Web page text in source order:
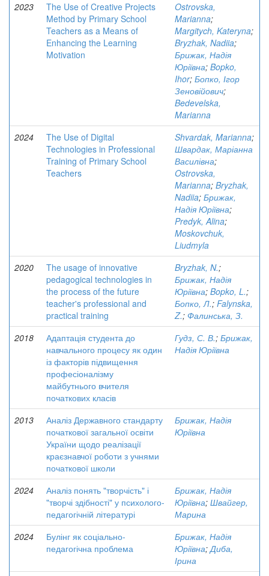
2023
The Use of Creative Projects
Method by Primary School
Teachers as a Means of
Enhancing the Learning
Motivation
Ostrovska,
Marianna;
Margitych, Kateryna;
Bryzhak, Nadiia;
Брижак, Надія
Юріївна; Bopko,
Ihor; Бопко, Ігор
Зеновійович;
Bedevelska,
Marianna
2024
The Use of Digital
Technologies in Professional
Training of Primary School
Teachers
Shvardak, Marianna;
Швардак, Маріанна
Василівна;
Ostrovska,
Marianna; Bryzhak,
Nadiia; Брижак,
Надія Юріївна;
Predyk, Alina;
Moskovchuk,
Liudmyla
2020
The usage of innovative
pedagogical technologies in
the process of the future
teacher's professional and
practical training
Bryzhak, N.;
Брижак, Надія
Юріївна; Bopko, L.;
Бопко, Л.; Falynska,
Z.; Фалинська, З.
2018
Адаптація студента до
навчального процесу як один
із факторів підвищення
професіоналізму
майбутнього вчителя
початкових класів
Гудз, С. В.; Брижак,
Надія Юріївна
2013
Аналіз Державного стандарту
початкової загальної освіти
України щодо реалізації
краєзнавчої роботи з учнями
початкової школи
Брижак, Надія
Юріївна
2024
Аналіз понять "творчість" і
"творчі здібності" у психолого-
педагогічній літературі
Брижак, Надія
Юріївна; Швайгер,
Марина
2024
Булінг як соціально-
педагогічна проблема
Брижак, Надія
Юріївна;Диба,
Ірина